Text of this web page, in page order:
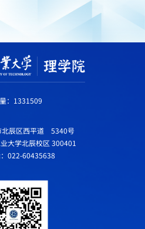
： 1331509
辰区西平道 5340号
北辰校区 300401
022-60435638